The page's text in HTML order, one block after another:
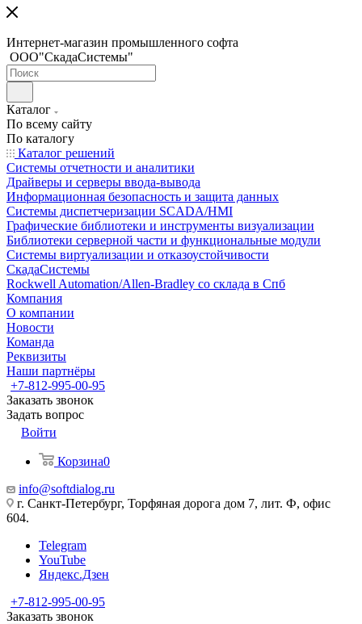
Интернет-магазин промышленного софта
ООО"СкадаСистемы"
Каталог
По всему сайту
По каталогу
Каталог решений
Системы отчетности и аналитики
Драйверы и серверы ввода-вывода
Информационная безопасность и защита данных
Системы диспетчеризации SCADA/HMI
Графические библиотеки и инструменты визуализации
Библиотеки серверной части и функциональные модули
Системы виртуализации и отказоустойчивости
СкадаСистемы
Rockwell Automation/Allen-Bradley со склада в Спб
Компания
О компании
Новости
Команда
Реквизиты
Наши партнёры
+7-812-995-00-95
Заказать звонок
Задать вопрос
Войти
Корзина0
info@softdialog.ru
г. Санкт-Петербург, Торфяная дорога дом 7, лит. Ф, офис
604.
Telegram
YouTube
Яндекс.Дзен
+7-812-995-00-95
Заказать звонок